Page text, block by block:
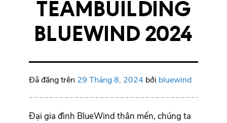
TEAMBUILDING
BLUEWIND 2024
Đã đăng trên 29 Tháng 8, 2024 bởi bluewind
Đại gia đình BlueWind thân mến, chúng ta